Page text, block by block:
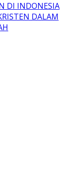
DI INDONESIA
DALAM